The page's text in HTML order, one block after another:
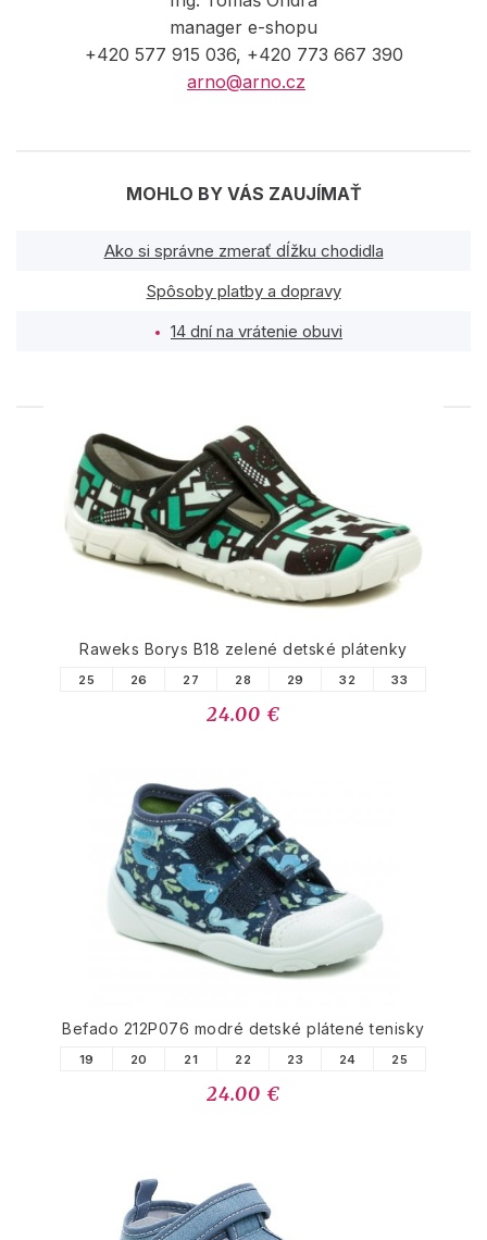
manager e-shopu
+420 577 915 036, +420 773 667 390
arno@arno.cz
MOHLO BY VÁS ZAUJÍMAŤ
Ako si správne zmerať dĺžku chodidla
Spôsoby platby a dopravy
14 dní na vrátenie obuvi
PODOBNÉ PRODUKTY
Raweks Borys B18 zelené detské plátenky
25 26 27 28 29 32 33
24.00 €
Befado 212P076 modré detské plátené tenisky
19 20 21 22 23 24 25
24.00 €